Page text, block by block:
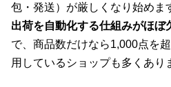
包・発送）が厳しくなり始めま
出荷を自動化する仕組みがほぼ
で、商品数だけなら1,000点を
用しているショップも多くあり